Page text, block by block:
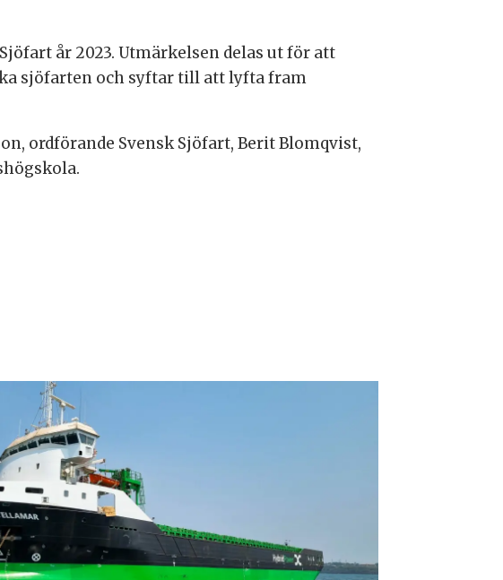
år 2023. Utmärkelsen delas ut för att
sjöfarten och syftar till att lyfta fram
ordförande Svensk Sjöfart, Berit Blomqvist,